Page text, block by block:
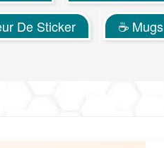
De Sticker
☕ Mugs